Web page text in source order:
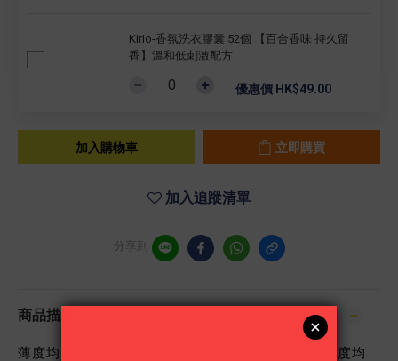
Kirio-香氛洗衣膠囊 52個 【百合香味 持久留
香】溫和低刺激配方
優惠價 HK$49.00
加入購物車 立即購買
加入追蹤清單
分享到
商品描述
薄度均一 0.02EX 系列 – 前端合身登場 由頂至底薄度均